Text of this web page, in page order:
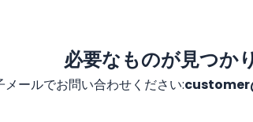
必要なものが見つか
ールでお問い合わせください: